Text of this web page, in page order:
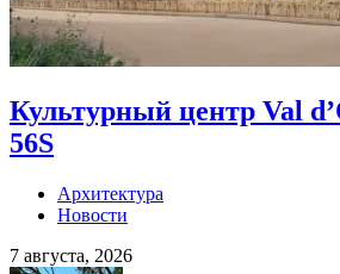
Культурный центр Val
56S
Архитектура
Новости
7 августа, 2026